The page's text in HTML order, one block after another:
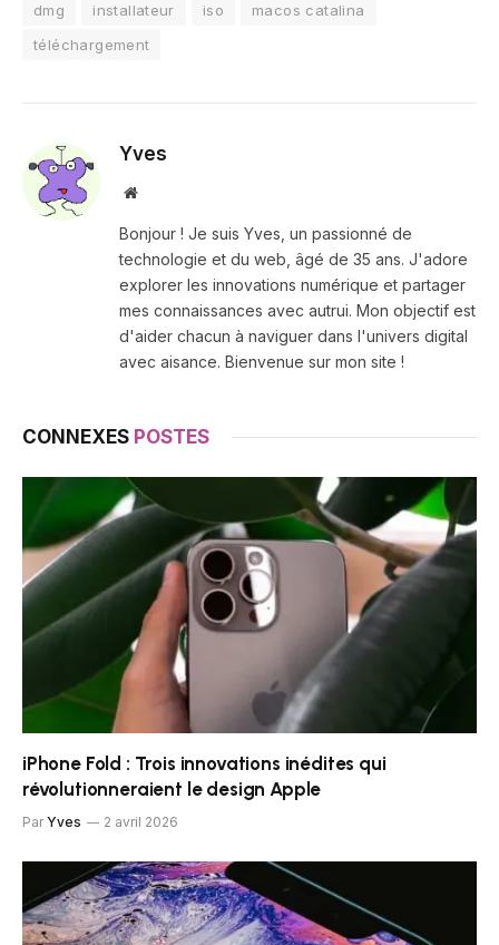
dmg installateur iso
macos catalina
téléchargement
Yves
Site
Bonjour ! Je suis Yves, un passionné de
technologie et du web, âgé de 35 ans. J'adore
explorer les innovations numérique et partager
mes connaissances avec autrui. Mon objectif est
d'aider chacun à naviguer dans l'univers digital
avec aisance. Bienvenue sur mon site !
CONNEXES POSTES
iPhone Fold : Trois innovations inédites qui
révolutionneraient le design Apple
Par Yves 2 avril 2026